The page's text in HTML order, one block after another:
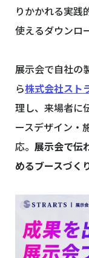
りかかれる実践
使えるダウンロ
展示会で自社の
ら株式会社スト
理し、来場者に
ースデザイン・
応。 展示会で伝
めるブースづく